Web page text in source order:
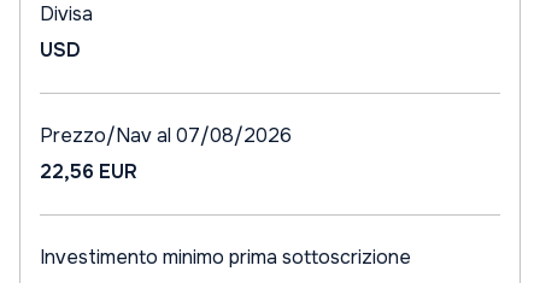
Divisa
USD
Prezzo/Nav al 07/08/2026
22,56 EUR
Investimento minimo prima sottoscrizione